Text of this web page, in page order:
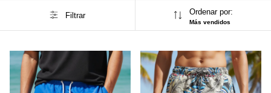
Filtrar Ordenar por:
Más vendidos